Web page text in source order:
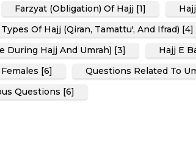
Farzyat (Obligation) Of Hajj [1]
Types Of Hajj (Qiran, Tamattu', And Ifrad) [4]
During Hajj And Umrah) [3]
Hajj E
[6]
Questions Related To
Questions [6]